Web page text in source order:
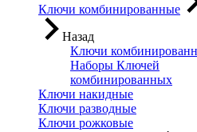
Ключи комбинированные
Назад
Ключи
Наборы Ключей
комбинированных
Ключи накидные
Ключи разводные
Ключи рожковые